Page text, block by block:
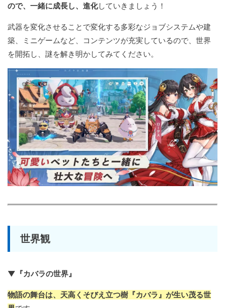
ので、一緒に成長し、進化していきましょう！
武器を変化させることで変化する多彩なジョブシステムや建
築、ミニゲームなど、コンテンツが充実しているので、世界
を開拓し、謎を解き明かしてみてください。
世界観
▼『カバラの世界』
物語の舞台は、天高くそびえ立つ樹『カバラ』が生い茂る世